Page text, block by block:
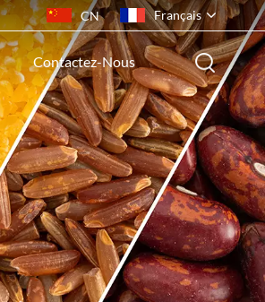
CN Français
English
français
русский
español
português
ไทย
Contactez-Nous